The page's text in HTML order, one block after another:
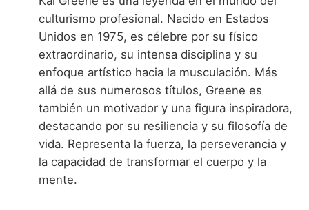
culturismo profesional. Nacido en Estados
Unidos en 1975, es célebre por su físico
extraordinario, su intensa disciplina y su
enfoque artístico hacia la musculación. Más
allá de sus numerosos títulos, Greene es
también un motivador y una figura inspiradora,
destacando por su resiliencia y su filosofía de
vida. Representa la fuerza, la perseverancia y
la capacidad de transformar el cuerpo y la
mente.